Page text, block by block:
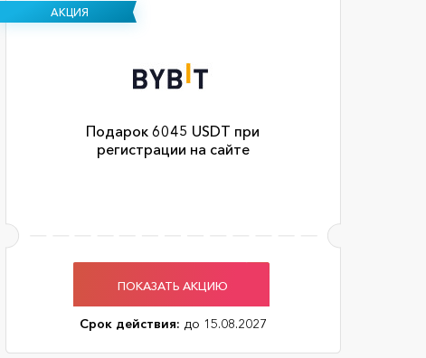
АКЦИЯ
Подарок 6045 USDT при
регистрации на сайте
ПОКАЗАТЬ АКЦИЮ
Срок действия: до 15.08.2027